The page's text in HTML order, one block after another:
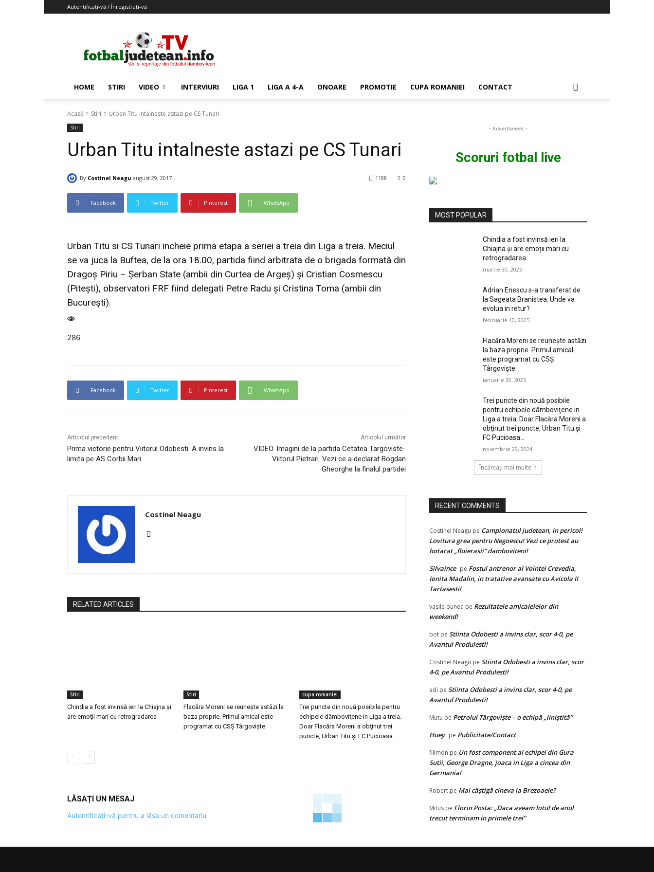
Autentificați-vă / Înregistrați-vă
HOME STIRI VIDEO INTERVIURI LIGA 1 LIGA A 4-A ONOARE PROMOTIE CUPA ROMANIEI CONTACT
Acasă Stiri Urban Titu intalneste astazi pe CS Tunari
Stiri
Urban Titu intalneste astazi pe CS Tunari
By Costinel Neagu august 29, 2017 0
1188
Facebook Twitter Pinterest WhatsApp
Urban Titu si CS Tunari incheie prima etapa a seriei a treia din Liga a treia. Meciul
se va juca la Buftea, de la ora 18.00, partida fiind arbitrata de o brigada formată din
Dragoş Piriu – Şerban State (ambii din Curtea de Argeş) şi Cristian Cosmescu
(Piteşti), observatori FRF fiind delegati Petre Radu şi Cristina Toma (ambii din
Bucureşti).
286
Facebook Twitter Pinterest WhatsApp
Articolul precedent
Prima victorie pentru Viitorul Odobesti. A invins la
limita pe AS Corbii Mari
Articolul următor
VIDEO. Imagini de la partida Cetatea Targoviste-
Viitorul Pietrari. Vezi ce a declarat Bogdan
Gheorghe la finalul partidei
Costinel Neagu
RELATED ARTICLES
Stiri
Chindia a fost invinsă ieri la Chiajna și
are emoții mari cu retrogradarea
Stiri
Flacăra Moreni se reuneşte astăzi la
baza proprie. Primul amical este
programat cu CSȘ Târgovişte
cupa romaniei
Trei puncte din nouă posibile pentru
echipele dâmboviţene in Liga a treia.
Doar Flacăra Moreni a obţinut trei
puncte, Urban Titu şi FC Pucioasa...
LĂSAȚI UN MESAJ
Autentificați-vă pentru a lăsa un comentariu
- Advertisment -
Scoruri fotbal live
MOST POPULAR
Chindia a fost invinsă ieri la
Chiajna și are emoții mari cu
retrogradarea
martie 30, 2025
Adrian Enescu s-a transferat de
la Sageata Branistea. Unde va
evolua in retur?
februarie 10, 2025
Flacăra Moreni se reuneşte astăzi
la baza proprie. Primul amical
este programat cu CSȘ
Târgovişte
ianuarie 20, 2025
Trei puncte din nouă posibile
pentru echipele dâmboviţene in
Liga a treia. Doar Flacăra Moreni a
obţinut trei puncte, Urban Titu şi
FC Pucioasa...
noiembrie 29, 2024
Încărcați mai multe
RECENT COMMENTS
Costinel Neagu pe Campionatul judetean, in pericol!
Lovitura grea pentru Negoescu! Vezi ce protest au
hotarat „fluierasii” damboviteni!
Silvaince pe Fostul antrenor al Vointei Crevedia,
Ionita Madalin, in tratative avansate cu Avicola II
Tartasesti!
vasile bunea pe Rezultatele amicalelelor din
weekend!
bot pe Stiinta Odobesti a invins clar, scor 4-0, pe
Avantul Produlesti!
Costinel Neagu pe Stiinta Odobesti a invins clar, scor
4-0, pe Avantul Produlesti!
adi pe Stiinta Odobesti a invins clar, scor 4-0, pe
Avantul Produlesti!
Mutu pe Petrolul Târgovişte – o echipă „liniştită”
Huey pe Publicitate/Contact
filimon pe Un fost component al echipei din Gura
Sutii, George Dragne, joaca in Liga a cincea din
Germania!
Robert pe Mai câștigă cineva la Brezoaele?
Mitus pe Florin Posta: „Daca aveam lotul de anul
trecut terminam in primele trei”